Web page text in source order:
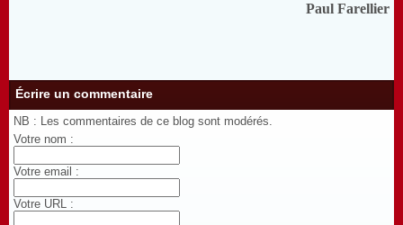
Paul Farellier
Écrire un commentaire
NB : Les commentaires de ce blog sont modérés.
Votre nom :
Votre email :
Votre URL :